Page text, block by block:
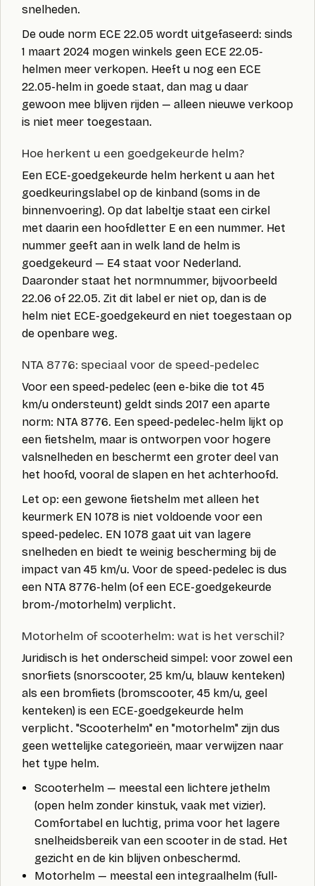
snelheden.
De oude norm ECE 22.05 wordt uitgefaseerd: sinds
1 maart 2024 mogen winkels geen ECE 22.05-
helmen meer verkopen. Heeft u nog een ECE
22.05-helm in goede staat, dan mag u daar
gewoon mee blijven rijden — alleen nieuwe verkoop
is niet meer toegestaan.
Hoe herkent u een goedgekeurde helm?
Een ECE-goedgekeurde helm herkent u aan het
goedkeuringslabel op de kinband (soms in de
binnenvoering). Op dat labeltje staat een cirkel
met daarin een hoofdletter E en een nummer. Het
nummer geeft aan in welk land de helm is
goedgekeurd — E4 staat voor Nederland.
Daaronder staat het normnummer, bijvoorbeeld
22.06 of 22.05. Zit dit label er niet op, dan is de
helm niet ECE-goedgekeurd en niet toegestaan op
de openbare weg.
NTA 8776: speciaal voor de speed-pedelec
Voor een speed-pedelec (een e-bike die tot 45
km/u ondersteunt) geldt sinds 2017 een aparte
norm: NTA 8776. Een speed-pedelec-helm lijkt op
een fietshelm, maar is ontworpen voor hogere
valsnelheden en beschermt een groter deel van
het hoofd, vooral de slapen en het achterhoofd.
Let op: een gewone fietshelm met alleen het
keurmerk EN 1078 is niet voldoende voor een
speed-pedelec. EN 1078 gaat uit van lagere
snelheden en biedt te weinig bescherming bij de
impact van 45 km/u. Voor de speed-pedelec is dus
een NTA 8776-helm (of een ECE-goedgekeurde
brom-/motorhelm) verplicht.
Motorhelm of scooterhelm: wat is het verschil?
Juridisch is het onderscheid simpel: voor zowel een
snorfiets (snorscooter, 25 km/u, blauw kenteken)
als een bromfiets (bromscooter, 45 km/u, geel
kenteken) is een ECE-goedgekeurde helm
verplicht. "Scooterhelm" en "motorhelm" zijn dus
geen wettelijke categorieën, maar verwijzen naar
het type helm.
Scooterhelm — meestal een lichtere jethelm
(open helm zonder kinstuk, vaak met vizier).
Comfortabel en luchtig, prima voor het lagere
snelheidsbereik van een scooter in de stad. Het
gezicht en de kin blijven onbeschermd.
Motorhelm — meestal een integraalhelm (full-